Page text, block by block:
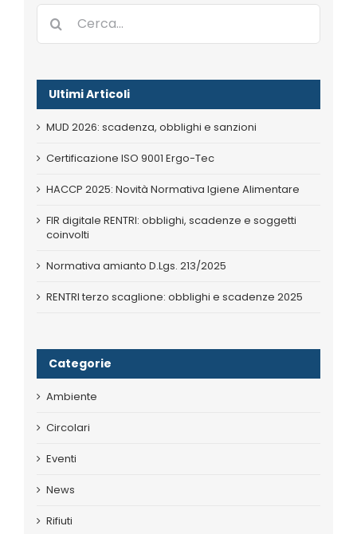
Cerca
per:
Ultimi Articoli
MUD 2026: scadenza, obblighi e sanzioni
Certificazione ISO 9001 Ergo-Tec
HACCP 2025: Novità Normativa Igiene Alimentare
FIR digitale RENTRI: obblighi, scadenze e soggetti
coinvolti
Normativa amianto D.Lgs. 213/2025
RENTRI terzo scaglione: obblighi e scadenze 2025
Categorie
Ambiente
Circolari
Eventi
News
Rifiuti